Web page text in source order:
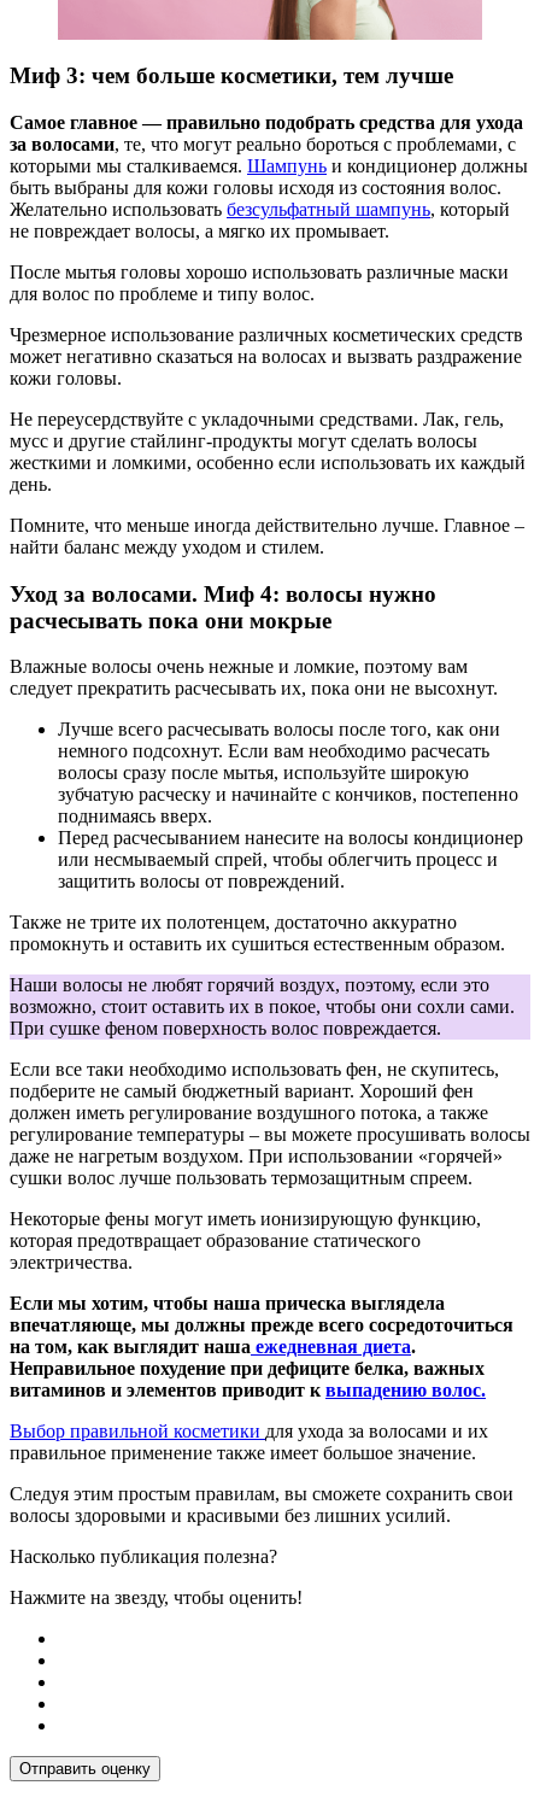
Миф 3: чем больше косметики, тем лучше
Самое главное — правильно подобрать средства для ухода
за волосами, те, что могут реально бороться с проблемами, с
которыми мы сталкиваемся. Шампунь и кондиционер должны
быть выбраны для кожи головы исходя из состояния волос.
Желательно использовать безсульфатный шампунь, который
не повреждает волосы, а мягко их промывает.
После мытья головы хорошо использовать различные маски
для волос по проблеме и типу волос.
Чрезмерное использование различных косметических средств
может негативно сказаться на волосах и вызвать раздражение
кожи головы.
Не переусердствуйте с укладочными средствами. Лак, гель,
мусс и другие стайлинг-продукты могут сделать волосы
жесткими и ломкими, особенно если использовать их каждый
день.
Помните, что меньше иногда действительно лучше. Главное –
найти баланс между уходом и стилем.
Уход за волосами. Миф 4: волосы нужно
расчесывать пока они мокрые
Влажные волосы очень нежные и ломкие, поэтому вам
следует прекратить расчесывать их, пока они не высохнут.
Лучше всего расчесывать волосы после того, как они
немного подсохнут. Если вам необходимо расчесать
волосы сразу после мытья, используйте широкую
зубчатую расческу и начинайте с кончиков, постепенно
поднимаясь вверх.
Перед расчесыванием нанесите на волосы кондиционер
или несмываемый спрей, чтобы облегчить процесс и
защитить волосы от повреждений.
Также не трите их полотенцем, достаточно аккуратно
промокнуть и оставить их сушиться естественным образом.
Наши волосы не любят горячий воздух, поэтому, если это
возможно, стоит оставить их в покое, чтобы они сохли сами.
При сушке феном поверхность волос повреждается.
Если все таки необходимо использовать фен, не скупитесь,
подберите не самый бюджетный вариант. Хороший фен
должен иметь регулирование воздушного потока, а также
регулирование температуры – вы можете просушивать волосы
даже не нагретым воздухом. При использовании «горячей»
сушки волос лучше пользовать термозащитным спреем.
Некоторые фены могут иметь ионизирующую функцию,
которая предотвращает образование статического
электричества.
Если мы хотим, чтобы наша прическа выглядела
впечатляюще, мы должны прежде всего сосредоточиться
на том, как выглядит наша ежедневная диета.
Неправильное похудение при дефиците белка, важных
витаминов и элементов приводит к выпадению волос.
Выбор правильной косметики для ухода за волосами и их
правильное применение также имеет большое значение.
Следуя этим простым правилам, вы сможете сохранить свои
волосы здоровыми и красивыми без лишних усилий.
Насколько публикация полезна?
Нажмите на звезду, чтобы оценить!
Отправить оценку